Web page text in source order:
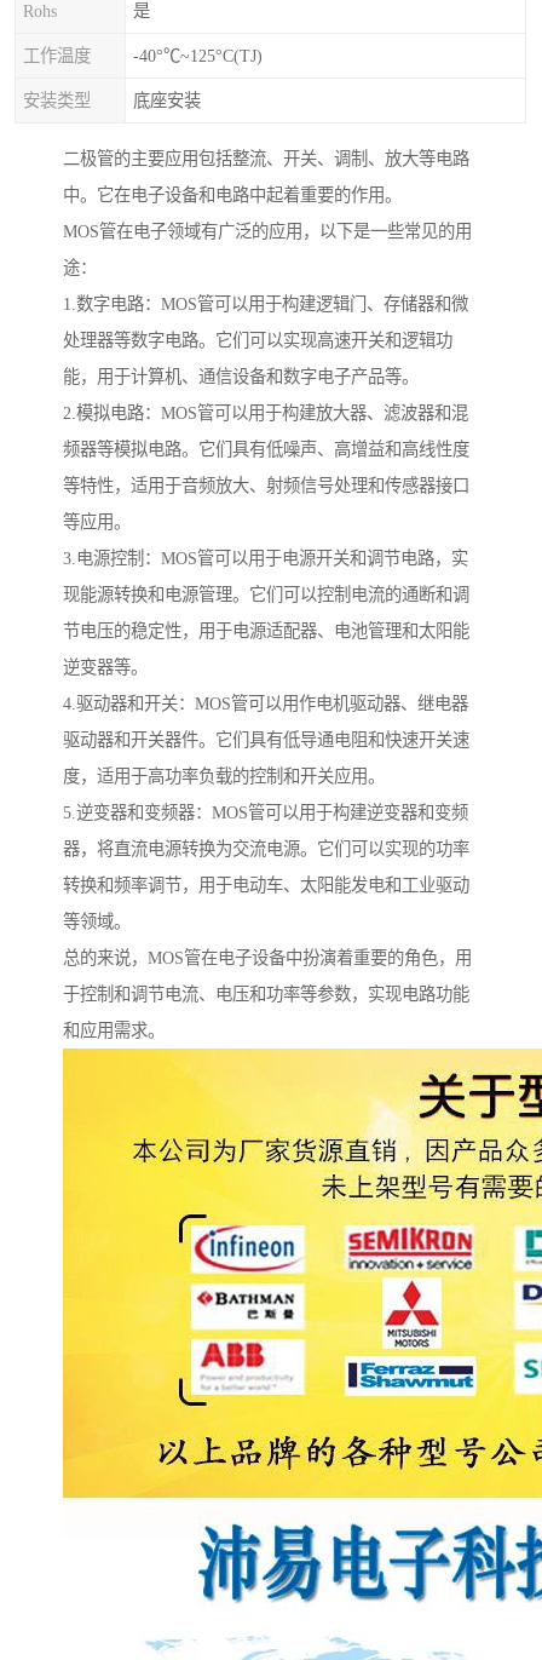
Rohs 是
工作温度 -40°℃~125°C(TJ)
安装类型 底座安装
二极管的主要应用包括整流、开关、调制、放大等电路
中。它在电子设备和电路中起着重要的作用。
MOS管在电子领域有广泛的应用，以下是一些常见的用
途：
1.数字电路：MOS管可以用于构建逻辑门、存储器和微
处理器等数字电路。它们可以实现高速开关和逻辑功
能，用于计算机、通信设备和数字电子产品等。
2.模拟电路：MOS管可以用于构建放大器、滤波器和混
频器等模拟电路。它们具有低噪声、高增益和高线性度
等特性，适用于音频放大、射频信号处理和传感器接口
等应用。
3.电源控制：MOS管可以用于电源开关和调节电路，实
现能源转换和电源管理。它们可以控制电流的通断和调
节电压的稳定性，用于电源适配器、电池管理和太阳能
逆变器等。
4.驱动器和开关：MOS管可以用作电机驱动器、继电器
驱动器和开关器件。它们具有低导通电阻和快速开关速
度，适用于高功率负载的控制和开关应用。
5.逆变器和变频器：MOS管可以用于构建逆变器和变频
器，将直流电源转换为交流电源。它们可以实现的功率
转换和频率调节，用于电动车、太阳能发电和工业驱动
等领域。
总的来说，MOS管在电子设备中扮演着重要的角色，用
于控制和调节电流、电压和功率等参数，实现电路功能
和应用需求。